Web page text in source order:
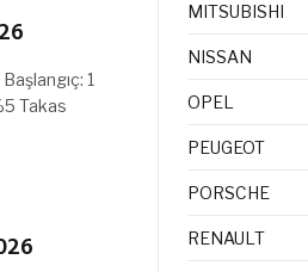
1
Takas
MITSUBISHI
NISSAN
OPEL
PEUGEOT
PORSCHE
RENAULT